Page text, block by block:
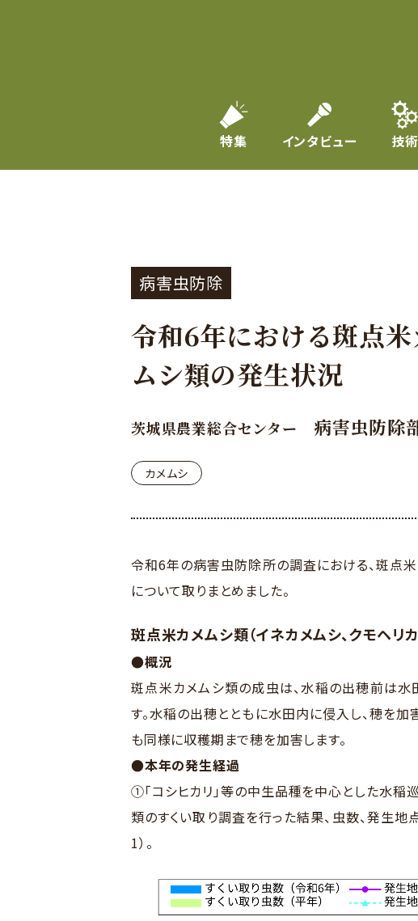
特集 インタビュー 技術
病害虫防除
令和6年における斑点
ムシ類の発生状況
茨城県農業総合センター 病害虫防除
カメムシ
令和6年の病害虫防除所の調査における、斑点
について取りまとめました。
斑点米カメムシ類（イネカメムシ、クモヘリ
●概況
斑点米カメムシ類の成虫は、水稲の出穂前は
す。水稲の出穂とともに水田内に侵入し、穂を
も同様に収穫期まで穂を加害します。
●本年の発生経過
①「コシヒカリ」等の中生品種を中心とした水
類のすくい取り調査を行った結果、虫数、発生
1）。